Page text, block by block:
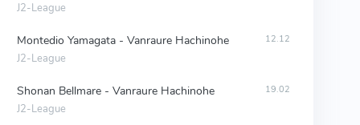
J2-League
Montedio Yamagata - Vanraure Hachinohe
J2-League
12.12
Shonan Bellmare - Vanraure Hachinohe
J2-League
19.02